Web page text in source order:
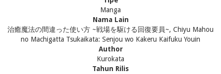
Manga
Nama Lain
治癒魔法の間違った使い方 ~戦場を駆ける回復要員~, Chiyu Mahou
no Machigatta Tsukaikata: Senjou wo Kakeru Kaifuku Youin
Author
Kurokata
Tahun Rilis